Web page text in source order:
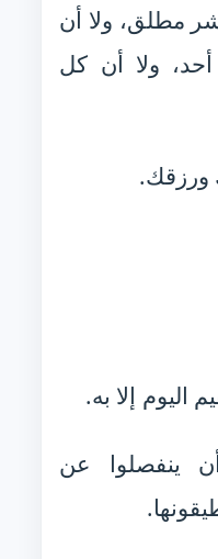
مطلق، ولا أن
ولا أن كل
ورزقك.
اليوم إلا به.
ينفصلوا عن